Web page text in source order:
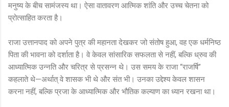
मनुष्य के बीच सामंजस्य था। ऐसा वातावरण आत्मिक शांति और उच्च चेतना को
प्रोत्साहित करता है।
राजा उत्तानपाद को अपने पुत्र की महानता देखकर जो संतोष हुआ, वह एक धर्मनिष्ठ
पिता की भावना को दर्शाता है। वे केवल सांसारिक सफलता से नहीं, बल्कि ध्रुव की
आध्यात्मिक उन्नति और चरित्र से प्रसन्न थे। उस समय के राजा “राजर्षि”
कहलाते थे—अर्थात् वे शासक भी थे और संत भी। उनका उद्देश्य केवल शासन
करना नहीं, बल्कि प्रजा के आध्यात्मिक और भौतिक कल्याण का ध्यान रखना था।